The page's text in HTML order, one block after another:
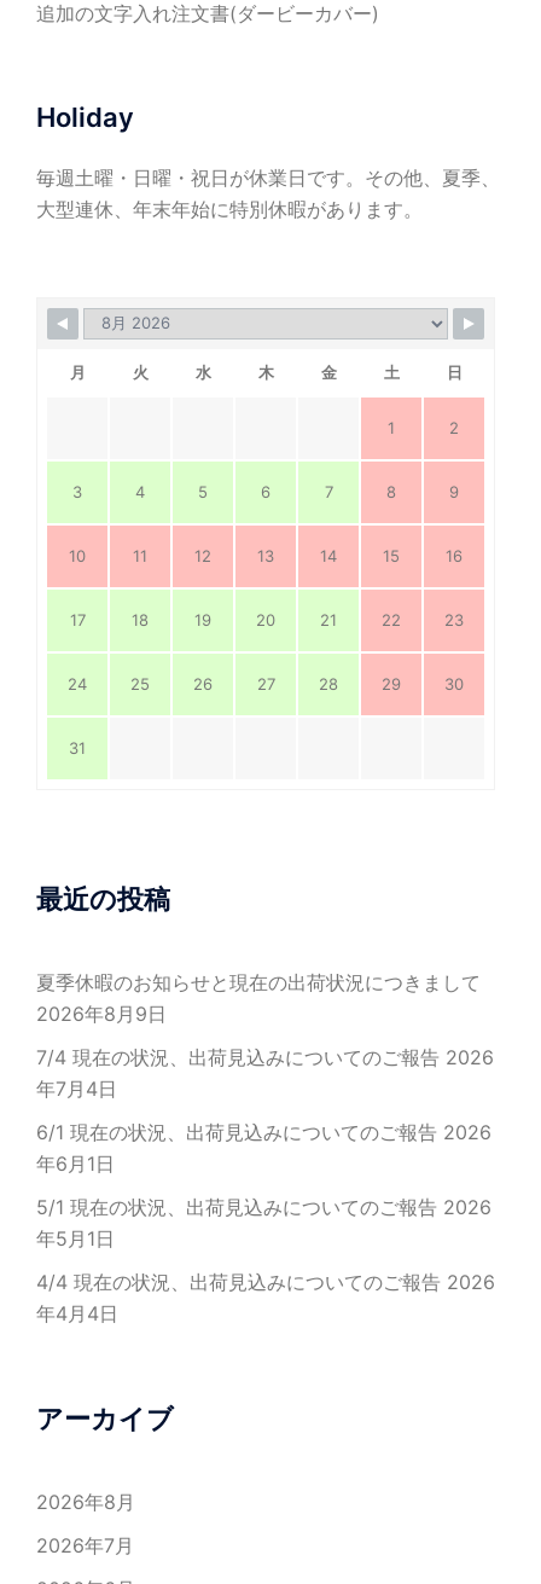
追加の文字入れ注文書(ダービーカバー)
Holiday
毎週土曜・日曜・祝日が休業日です。その他、夏季、
大型連休、年末年始に特別休暇があります。
月 火 水 木 金 土 日
1 2
3 4 5 6 7 8 9
10 11 12 13 14 15 16
17 18 19 20 21 22 23
24 25 26 27 28 29 30
31
最近の投稿
夏季休暇のお知らせと現在の出荷状況につきまして
2026年8月9日
7/4 現在の状況、出荷見込みについてのご報告 2026
年7月4日
6/1 現在の状況、出荷見込みについてのご報告 2026
年6月1日
5/1 現在の状況、出荷見込みについてのご報告 2026
年5月1日
4/4 現在の状況、出荷見込みについてのご報告 2026
年4月4日
アーカイブ
2026年8月
2026年7月